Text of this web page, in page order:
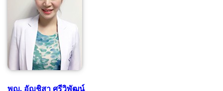
พญ. อัญชิสา ศรีวิพัฒน์